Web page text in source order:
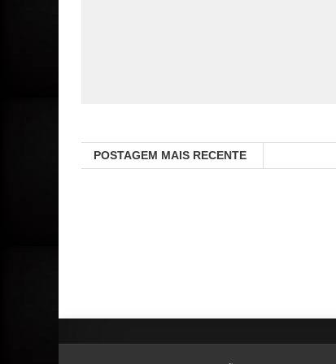
POSTAGEM MAIS RECENTE